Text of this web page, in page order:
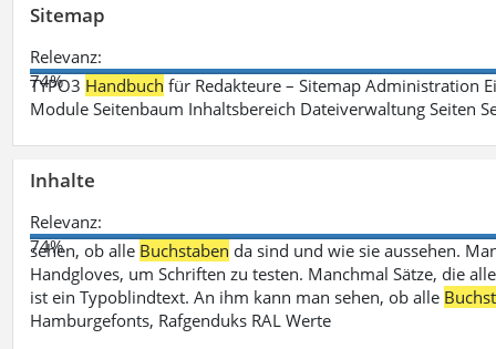
Sitemap
Relevanz:
74%
TYPO3 Handbuch für Redakteure – Sitemap Administration
Module Seitenbaum Inhaltsbereich Dateiverwaltung Seiten
Inhalte
Relevanz:
74%
sehen, ob alle Buchstaben da sind und wie sie aussehen.
Handgloves, um Schriften zu testen. Manchmal Sätze, die
ist ein Typoblindtext. An ihm kann man sehen, ob alle
Hamburgefonts, Rafgenduks RAL Werte